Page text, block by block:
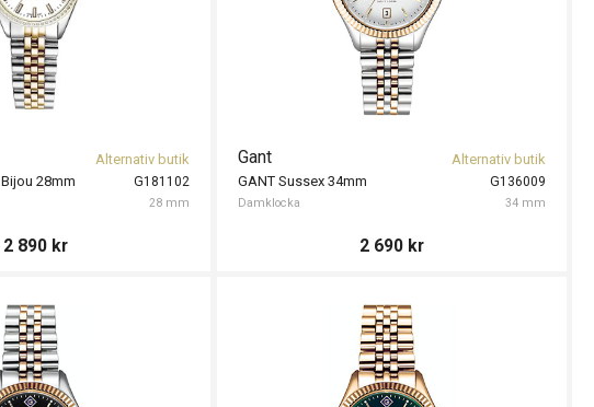
G181102
28 mm
28mm
Alternativ butik
2 890 kr
G136009
Gant
Damklocka 34 mm
GANT Sussex 34mm
Alternativ butik
2 690 kr